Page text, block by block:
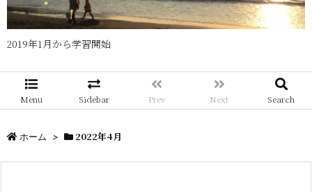
2019年1月から学習開始
Menu Sidebar Prev Next Search
ホーム > 2022年4月